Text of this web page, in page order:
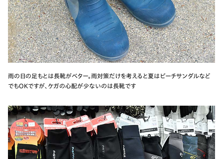
雨の日の足もとは長靴がベター。雨対策だけを考えると夏はビーチサンダルなど
でもOKですが、ケガの心配が少ないのは長靴です